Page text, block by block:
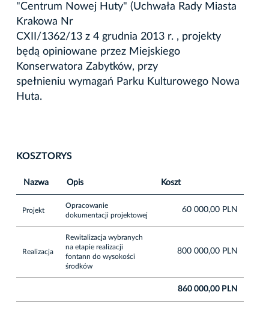
"Centrum Nowej Huty" (Uchwała Rady Miasta
Krakowa Nr
CXII/1362/13 z 4 grudnia 2013 r. , projekty
będą opiniowane przez Miejskiego
Konserwatora Zabytków, przy
spełnieniu wymagań Parku Kulturowego Nowa
Huta.
KOSZTORYS
Nazwa Opis Koszt
Projekt
Opracowanie
dokumentacji projektowej
60 000,00 PLN
Realizacja
Rewitalizacja wybranych
na etapie realizacji
fontann do wysokości
środków
800 000,00 PLN
860 000,00 PLN